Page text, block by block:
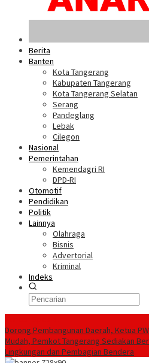
Berita
Banten
Kota Tangerang
Kabupaten Tangerang
Kota Tangerang Selatan
Serang
Pandeglang
Lebak
Cilegon
Nasional
Pemerintahan
Kemendagri RI
DPD-RI
Otomotif
Pendidikan
Politik
Lainnya
Olahraga
Bisnis
Advertorial
Kriminal
Indeks
Dorong Pembangunan Daerah, Ketua
Mudah, Pemkot Tangerang Sediakan
Lingkungan dan Pembagian Bendera